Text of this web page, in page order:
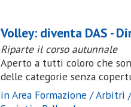
Volley: diventa DAS -
Riparte il corso autunnale
Aperto a tutti coloro che
delle categorie senza
in Area Formazione /